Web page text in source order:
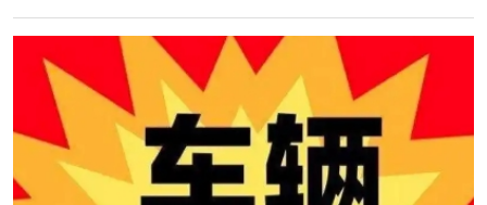
可或缺的考虑要点。 在选择汽车抵押贷款公司时，您可以考
虑以下因素： 1.利率和费用：比较不同贷款公 ...